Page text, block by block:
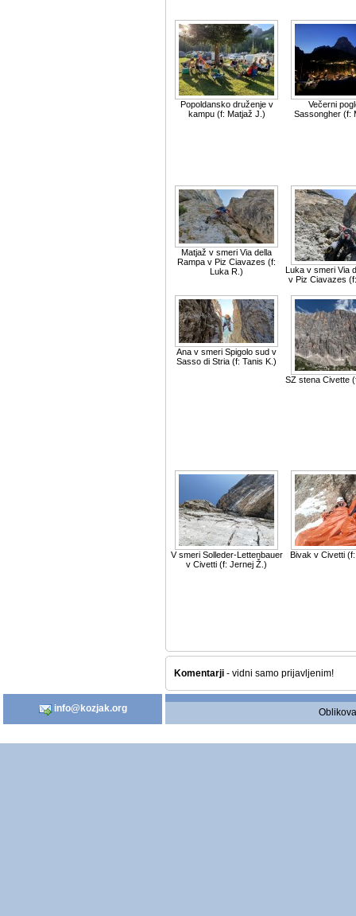
Popoldansko druženje v
kampu (f: Matjaž J.)
Večerni
Sassongher (f:
Matjaž v smeri Via della
Rampa v Piz Ciavazes (f:
Luka R.)
Luka v smeri Via
v Piz Ciavazes
Ana v smeri Spigolo sud v
Sasso di Stria (f: Tanis K.)
SZ stena Civette
V smeri Solleder-Lettenbauer
v Civetti (f: Jernej Ž.)
Bivak v Civetti
Komentarji - vidni samo prijavljenim!
info@kozjak.org